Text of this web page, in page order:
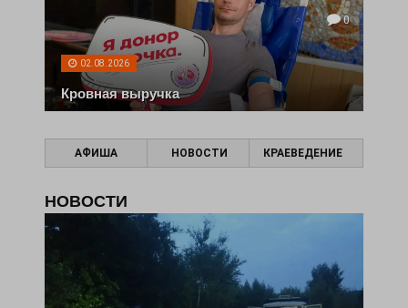
0
02.08.2026
Кровная выручка
АФИША НОВОСТИ КРАЕВЕДЕНИЕ
НОВОСТИ